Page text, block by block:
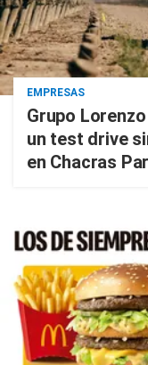
EMPRESAS
Grupo
un test drive
en Chacras